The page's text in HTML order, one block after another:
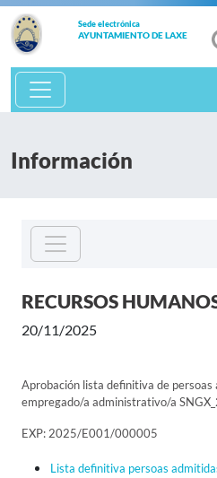
Sede electrónica
AYUNTAMIENTO DE LAXE
Información
RECURSOS
20/11/2025
Aprobación lista definitiva de persoas
empregado/a administrativo/a
EXP: 2025/E001/000005
Lista definitiva persoas